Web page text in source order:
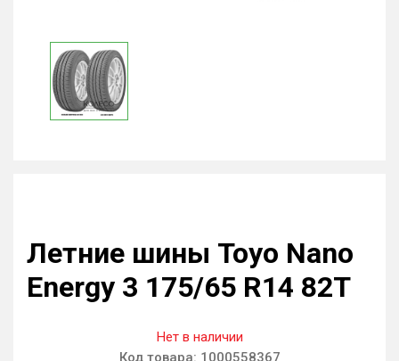
Летние шины Toyo Nano
Energy 3 175/65 R14 82T
Нет в наличии
Код товара: 1000558367